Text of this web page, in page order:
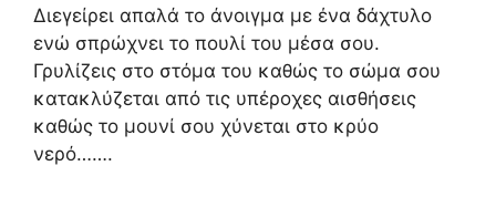
Διεγείρει απαλά το άνοιγμα με ένα δάχτυλο
ενώ σπρώχνει το πουλί του μέσα σου.
Γρυλίζεις στο στόμα του καθώς το σώμα σου
κατακλύζεται από τις υπέροχες αισθήσεις
καθώς το μουνί σου χύνεται στο κρύο
νερό…….